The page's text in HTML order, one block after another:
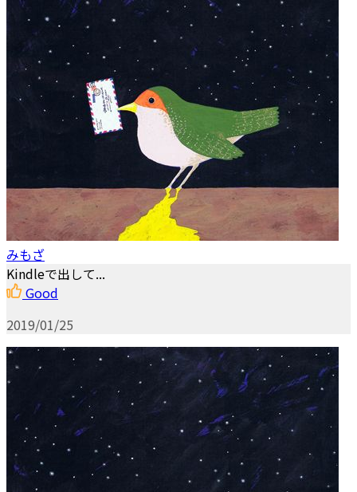
みもざ
Kindleで出して...
Good
2019/01/25